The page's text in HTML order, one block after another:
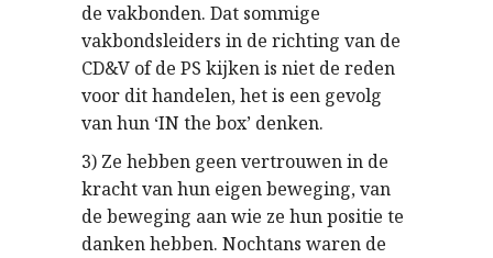
de vakbonden. Dat sommige
vakbondsleiders in de richting van de
CD&V of de PS kijken is niet de reden
voor dit handelen, het is een gevolg
van hun ‘IN the box’ denken.
3) Ze hebben geen vertrouwen in de
kracht van hun eigen beweging, van
de beweging aan wie ze hun positie te
danken hebben. Nochtans waren de